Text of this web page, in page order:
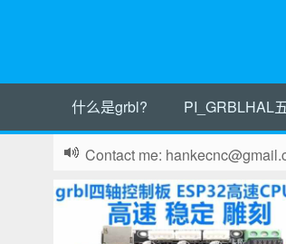
什么是grbl? PI_GRBLHAL
Contact me: